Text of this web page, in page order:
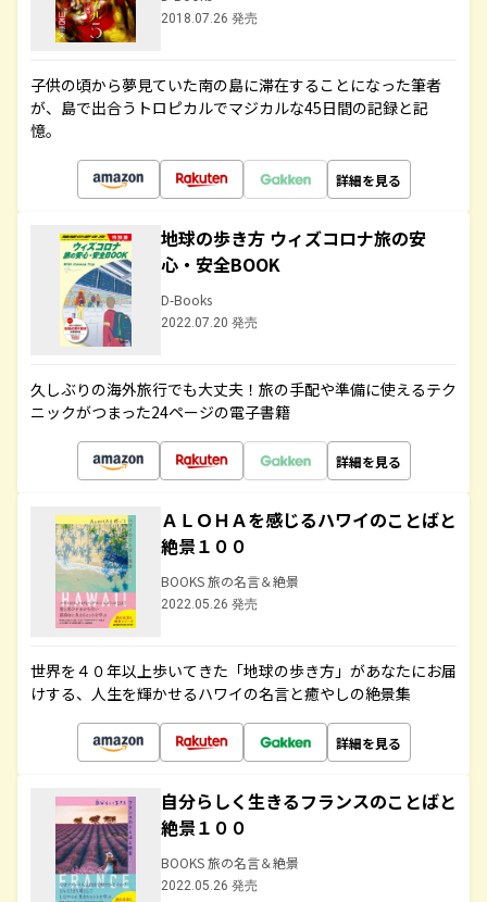
2018.07.26 発売
子供の頃から夢見ていた南の島に滞在することになった筆者
が、島で出合うトロピカルでマジカルな45日間の記録と記
憶。
詳細を見る
地球の歩き方 ウィズコロナ旅の安
心・安全BOOK
D-Books
2022.07.20 発売
久しぶりの海外旅行でも大丈夫！旅の手配や準備に使えるテク
ニックがつまった24ページの電子書籍
詳細を見る
ＡＬＯＨＡを感じるハワイのことばと
絶景１００
BOOKS 旅の名言＆絶景
2022.05.26 発売
世界を４０年以上歩いてきた「地球の歩き方」があなたにお届
けする、人生を輝かせるハワイの名言と癒やしの絶景集
詳細を見る
自分らしく生きるフランスのことばと
絶景１００
BOOKS 旅の名言＆絶景
2022.05.26 発売